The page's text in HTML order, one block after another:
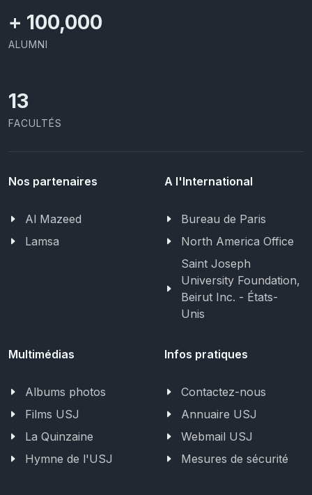
+ 100,000
ALUMNI
13
FACULTÉS
Nos partenaires
Al Mazeed
Lamsa
A l'International
Bureau de Paris
North America Office
Saint Joseph
University Foundation,
Beirut Inc. - États-
Unis
Multimédias
Albums photos
Films USJ
La Quinzaine
Hymne de l'USJ
Infos pratiques
Contactez-nous
Annuaire USJ
Webmail USJ
Mesures de sécurité